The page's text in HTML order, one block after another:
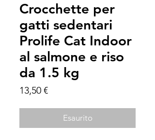
Crocchette per
gatti sedentari
Prolife Cat Indoor
al salmone e riso
da 1.5 kg
13,50 €Prezzo
Esaurito